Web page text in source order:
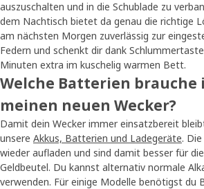
auszuschalten und in die Schublade zu
dem Nachtisch bietet da genau die richtige
am nächsten Morgen zuverlässig zur
Federn und schenkt dir dank
Minuten extra im kuschelig warmen Bett.
Welche Batterien brauche
meinen neuen Wecker?
Damit dein Wecker immer einsatzbereit
unsere Akkus, Batterien und Ladegeräte.
wieder aufladen und sind damit besser für
Geldbeutel. Du kannst alternativ normale
verwenden. Für einige Modelle benötigst du